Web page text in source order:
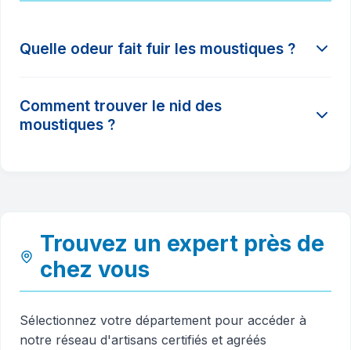
Quelle odeur fait fuir les moustiques ?
d'eucalyptus citronné et de lavande sont connues
pour agir comme des répulsifs naturels contre les
Comment trouver le nid des
moustiques ?
Trouvez un expert près de
chez vous
Sélectionnez votre département pour accéder à
notre réseau d'artisans certifiés et agréés